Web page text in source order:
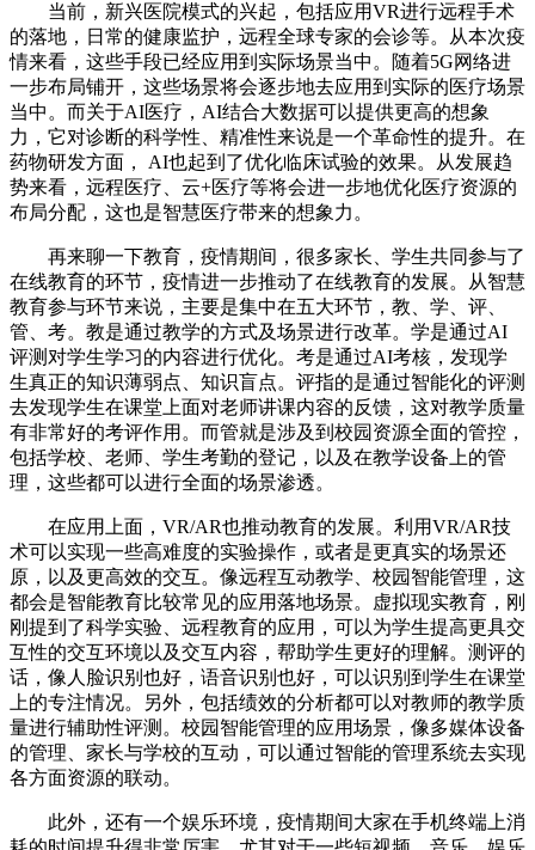
当前，新兴医院模式的兴起，包括应用VR进行远程手术
的落地，日常的健康监护，远程全球专家的会诊等。从本次疫
情来看，这些手段已经应用到实际场景当中。随着5G网络进
一步布局铺开，这些场景将会逐步地去应用到实际的医疗场景
当中。而关于AI医疗，AI结合大数据可以提供更高的想象
力，它对诊断的科学性、精准性来说是一个革命性的提升。在
药物研发方面， AI也起到了优化临床试验的效果。从发展趋
势来看，远程医疗、云+医疗等将会进一步地优化医疗资源的
布局分配，这也是智慧医疗带来的想象力。
再来聊一下教育，疫情期间，很多家长、学生共同参与了
在线教育的环节，疫情进一步推动了在线教育的发展。从智慧
教育参与环节来说，主要是集中在五大环节，教、学、评、
管、考。教是通过教学的方式及场景进行改革。学是通过AI
评测对学生学习的内容进行优化。考是通过AI考核，发现学
生真正的知识薄弱点、知识盲点。评指的是通过智能化的评测
去发现学生在课堂上面对老师讲课内容的反馈，这对教学质量
有非常好的考评作用。而管就是涉及到校园资源全面的管控，
包括学校、老师、学生考勤的登记，以及在教学设备上的管
理，这些都可以进行全面的场景渗透。
在应用上面，VR/AR也推动教育的发展。利用VR/AR技
术可以实现一些高难度的实验操作，或者是更真实的场景还
原，以及更高效的交互。像远程互动教学、校园智能管理，这
都会是智能教育比较常见的应用落地场景。虚拟现实教育，刚
刚提到了科学实验、远程教育的应用，可以为学生提高更具交
互性的交互环境以及交互内容，帮助学生更好的理解。测评的
话，像人脸识别也好，语音识别也好，可以识别到学生在课堂
上的专注情况。另外，包括绩效的分析都可以对教师的教学质
量进行辅助性评测。校园智能管理的应用场景，像多媒体设备
的管理、家长与学校的互动，可以通过智能的管理系统去实现
各方面资源的联动。
此外，还有一个娱乐环境，疫情期间大家在手机终端上消